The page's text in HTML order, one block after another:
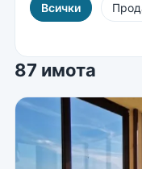
Всички
87 имота